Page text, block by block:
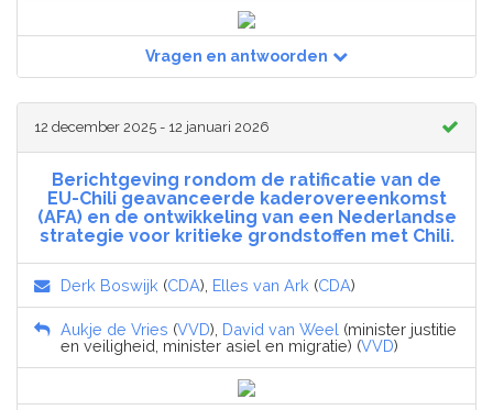
Vragen en antwoorden
12 december 2025 - 12 januari 2026
Berichtgeving rondom de ratificatie van de
EU-Chili geavanceerde kaderovereenkomst
(AFA) en de ontwikkeling van een Nederlandse
strategie voor kritieke grondstoffen met Chili.
Derk Boswijk (CDA), Elles van Ark (CDA)
Aukje de Vries (VVD), David van Weel (minister justitie
en veiligheid, minister asiel en migratie) (VVD)